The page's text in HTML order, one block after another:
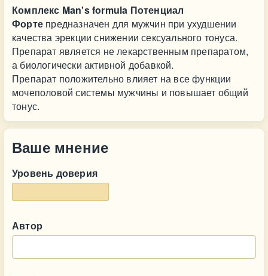
Комплекс Man's formula Потенциал
Форте предназначен для мужчин при ухудшении
качества эрекции снижении сексуального тонуса.
Препарат является не лекарственным препаратом,
а биологически активной добавкой.
Препарат положительно влияет на все функции
мочеполовой системы мужчины и повышает общий
тонус.
Ваше мнение
Уровень доверия
Автор